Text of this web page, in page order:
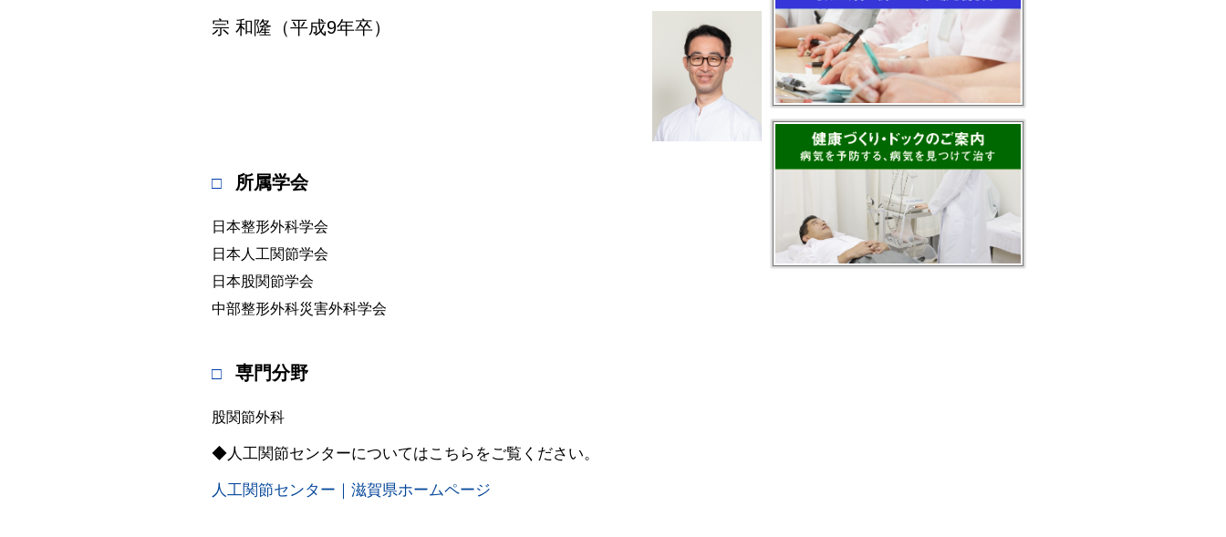
宗 和隆（平成9年卒）
所属学会
日本整形外科学会
日本人工関節学会
日本股関節学会
中部整形外科災害外科学会
専門分野
股関節外科
◆人工関節センターについてはこちらをご覧ください。
人工関節センター｜滋賀県ホームページ